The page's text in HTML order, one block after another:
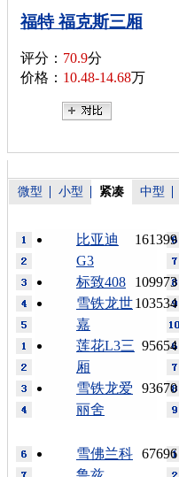
福特 福克斯三厢
评分： 70.9分
价格： 10.48-14.68万
微型 小型 紧凑 中型
161399
比亚迪
G3
109973
标致408
103534
雪铁龙世
嘉
95654
莲花L3三
厢
93670
雪铁龙爱
丽舍
67696
雪佛兰科